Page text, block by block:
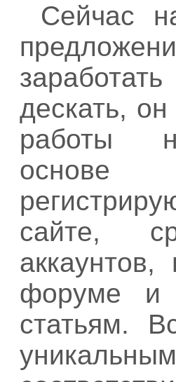
Сейчас
дескать,
работы
сайте,
форуме и
статьям.